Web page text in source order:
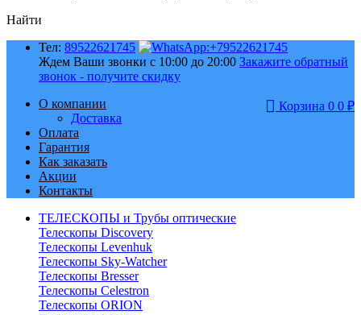
Найти
Тел: 89522621745
Ждем Ваши звонки с 10:00 до 20:00 Закажите обратный
звонок - получите скидку
Корзина 0 0 ₽
О компании
Доставка
Оплата
Гарантия
Как заказать
Акции
Контакты
ТЕЛЕСКОПЫ и Трубы оптические
Телескопы Discovery
Телескопы Levenhuk
Телескопы Sky-Watcher
Телескопы Bresser
Телескопы Celestron
Телескопы ORION